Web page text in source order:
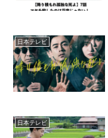
日本テレビ
日本テレビ